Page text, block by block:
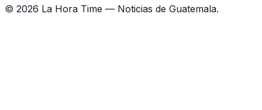
© 2026 La Hora Time — Noticias de Guatemala.